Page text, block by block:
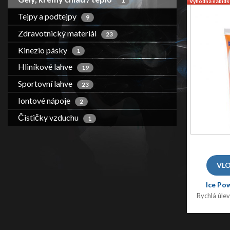
Tejpy a podtejpy 9
Zdravotnický materiál 23
Kinezio pásky 1
Hliníkové lahve 19
Sportovní lahve 23
Iontové nápoje 2
Čističky vzduchu 1
Ice
Rychlá